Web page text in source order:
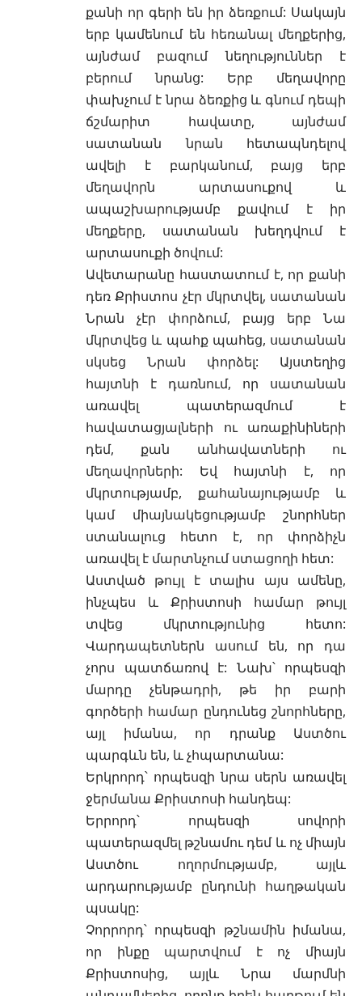
քանի որ գերի են իր ձեռքում: Սակայն
երբ կամենում են հեռանալ մեղքերից,
այնժամ բազում նեղություններ է
բերում նրանց: Երբ մեղավորը
փախչում է նրա ձեռքից և գնում դեպի
ճշմարիտ հավատը, այնժամ
սատանան նրան հետապնդելով
ավելի է բարկանում, բայց երբ
մեղավորն արտասուքով և
ապաշխարությամբ քավում է իր
մեղքերը, սատանան խեղդվում է
արտասուքի ծովում:
Ավետարանը հաստատում է, որ քանի
դեռ Քրիստոս չէր մկրտվել, սատանան
Նրան չէր փորձում, բայց երբ Նա
մկրտվեց և պահք պահեց, սատանան
սկսեց Նրան փորձել: Այստեղից
հայտնի է դառնում, որ սատանան
առավել պատերազմում է
հավատացյալների ու առաքինիների
դեմ, քան անհավատների ու
մեղավորների: Եվ հայտնի է, որ
մկրտությամբ, քահանայությամբ և
կամ միայնակեցությամբ շնորհներ
ստանալուց հետո է, որ փորձիչն
առավել է մարտնչում ստացողի հետ:
Աստված թույլ է տալիս այս ամենը,
ինչպես և Քրիստոսի համար թույլ
տվեց մկրտությունից հետո:
Վարդապետներն ասում են, որ դա
չորս պատճառով է: Նախ՝ որպեսզի
մարդը չենթադրի, թե իր բարի
գործերի համար ընդունեց շնորհները,
այլ իմանա, որ դրանք Աստծու
պարգևն են, և չհպարտանա:
Երկրորդ՝ որպեսզի նրա սերն առավել
ջերմանա Քրիստոսի հանդեպ:
Երրորդ՝ որպեսզի սովորի
պատերազմել թշնամու դեմ և ոչ միայն
Աստծու ողորմությամբ, այլև
արդարությամբ ընդունի հաղթական
պսակը:
Չորրորդ՝ որպեսզի թշնամին իմանա,
որ ինքը պարտվում է ոչ միայն
Քրիստոսից, այլև Նրա մարմնի